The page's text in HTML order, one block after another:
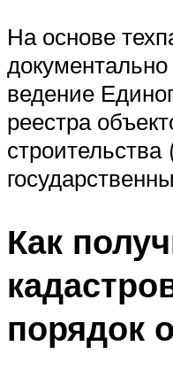
На основе
ведение
реестра
Как
порядок